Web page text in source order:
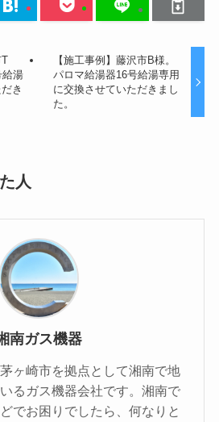
T
給湯
き
【施工事例】藤沢市B様。
パロマ給湯器16号給湯専用
に交換させていただきまし
た。
人
南ガス機器
ヶ崎市を拠点として湘南で地
るガス機器会社です。湘南で
でお困りでしたら、何なりと